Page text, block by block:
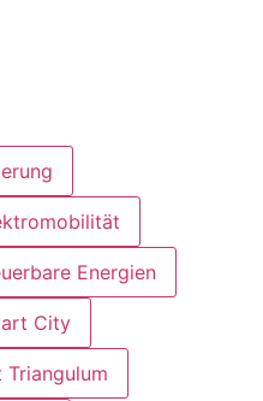
Energien
City
Triangulum